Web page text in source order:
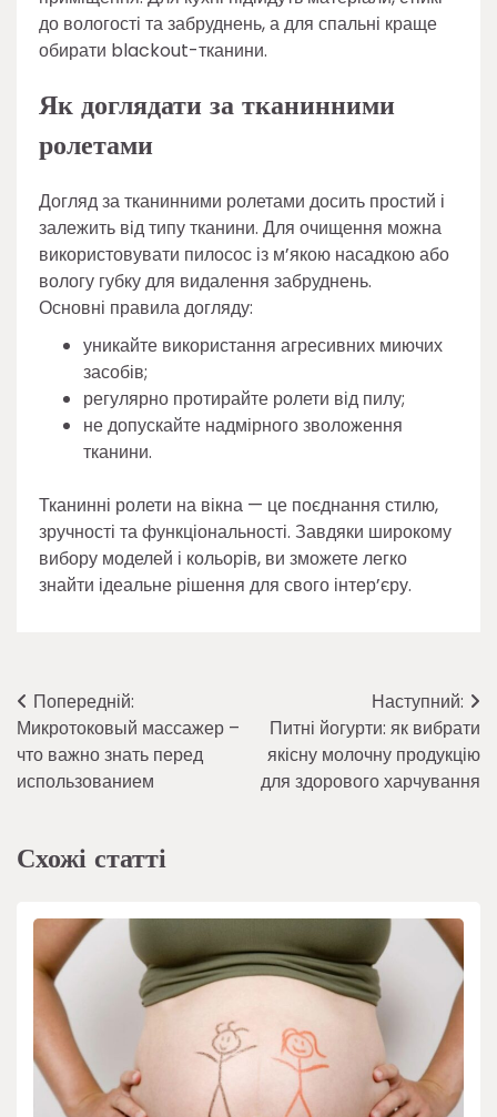
до вологості та забруднень, а для спальні краще
обирати blackout-тканини.
Як доглядати за тканинними
ролетами
Догляд за тканинними ролетами досить простий і
залежить від типу тканини. Для очищення можна
використовувати пилосос із м’якою насадкою або
вологу губку для видалення забруднень.
Основні правила догляду:
уникайте використання агресивних миючих
засобів;
регулярно протирайте ролети від пилу;
не допускайте надмірного зволоження
тканини.
Тканинні ролети на вікна — це поєднання стилю,
зручності та функціональності. Завдяки широкому
вибору моделей і кольорів, ви зможете легко
знайти ідеальне рішення для свого інтер’єру.
Навігація
записів
Попередній:
Микротоковый массажер –
что важно знать перед
использованием
Наступний:
Питні йогурти: як вибрати
якісну молочну продукцію
для здорового харчування
Схожі статті